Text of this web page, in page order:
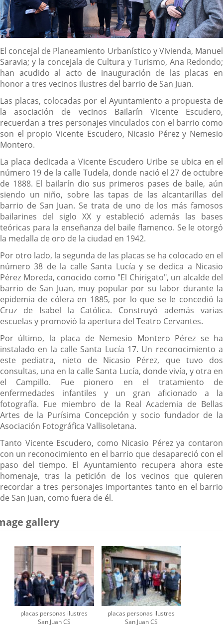
Descripción
El concejal de Planeamiento Urbanístico y Vivienda, Manuel
Saravia; y la concejala de Cultura y Turismo, Ana Redondo;
han acudido al acto de inauguración de las placas en
honor a tres vecinos ilustres del barrio de San Juan.
Las placas, colocadas por el Ayuntamiento a propuesta de
la asociación de vecinos Bailarín Vicente Escudero,
recuerdan a tres personajes vinculados con el barrio como
son el propio Vicente Escudero, Nicasio Pérez y Nemesio
Montero.
La placa dedicada a Vicente Escudero Uribe se ubica en el
número 19 de la calle Tudela, donde nació el 27 de octubre
de 1888. El bailarín dio sus primeros pases de baile, aún
siendo un niño, sobre las tapas de las alcantarillas del
barrio de San Juan. Se trata de uno de los más famosos
bailarines del siglo XX y estableció además las bases
teóricas para la enseñanza del baile flamenco. Se le otorgó
la medalla de oro de la ciudad en 1942.
Por otro lado, la segunda de las placas se ha colocado en el
número 38 de la calle Santa Lucía y se dedica a Nicasio
Pérez Moreda, conocido como "El Chirigato", un alcalde del
barrio de San Juan, muy popular por su labor durante la
epidemia de cólera en 1885, por lo que se le concedió la
Cruz de Isabel la Católica. Construyó además varias
escuelas y promovió la apertura del Teatro Cervantes.
Por último, la placa de Nemesio Montero Pérez se ha
instalado en la calle Santa Lucía 17. Un reconocimiento a
este pediatra, nieto de Nicasio Pérez, que tuvo dos
consultas, una en la calle Santa Lucía, donde vivía, y otra en
el Campillo. Fue pionero en el tratamiento de
enfermedades infantiles y un gran aficionado a la
fotografía. Fue miembro de la Real Academia de Bellas
Artes de la Purísima Concepción y socio fundador de la
Asociación Fotográfica Vallisoletana.
Tanto Vicente Escudero, como Nicasio Pérez ya contaron
con un reconocimiento en el barrio que desapareció con el
paso del tiempo. El Ayuntamiento recupera ahora este
homenaje, tras la petición de los vecinos que quieren
recordar a tres personajes importantes tanto en el barrio
de San Juan, como fuera de él.
gallery
placas personas ilustres
San Juan CS
placas personas ilustres
San Juan CS